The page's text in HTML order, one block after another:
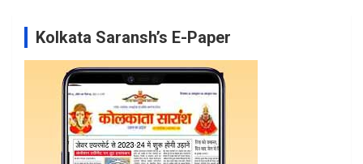
Kolkata Saransh’s E-Paper